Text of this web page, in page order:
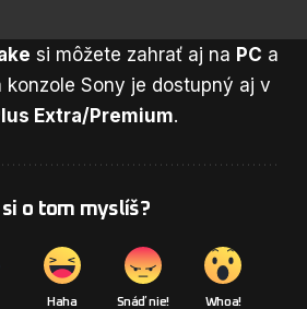
si môžete zahrať aj na PC a
konzole Sony je dostupný aj v
Extra/Premium.
si o tom myslíš?
Haha Snáď nie! Whoa!